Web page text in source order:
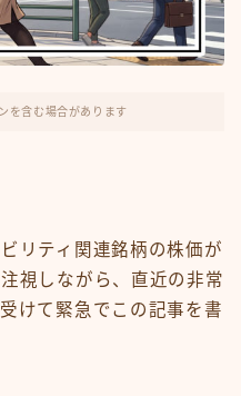
を含む場合があります
リティ関連銘柄の株価が
視しながら、直近の非常
けて緊急でこの記事を書